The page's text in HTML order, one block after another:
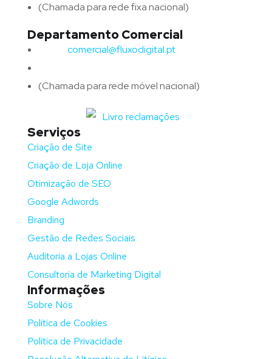
(Chamada para rede fixa nacional)
Departamento Comercial
comercial@fluxodigital.pt
(Chamada para rede móvel nacional)
Serviços
Criação de Site
Criação de Loja Online
Otimização de SEO
Google Adwords
Branding
Gestão de Redes Sociais
Auditoria a Lojas Online
Consultoria de Marketing Digital
Informações
Sobre Nós
Política de Cookies
Política de Privacidade